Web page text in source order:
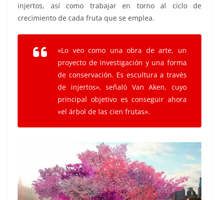
injertos, así como trabajar en torno al ciclo de
crecimiento de cada fruta que se emplea.
«Lo veo como una obra de arte, un
proyecto de investigación y una forma
de conservación. Es escultura a través
de injertos», señaló Van Aken, cuyo
principal objetivo es conseguir ahora
«el árbol de las cien frutas».